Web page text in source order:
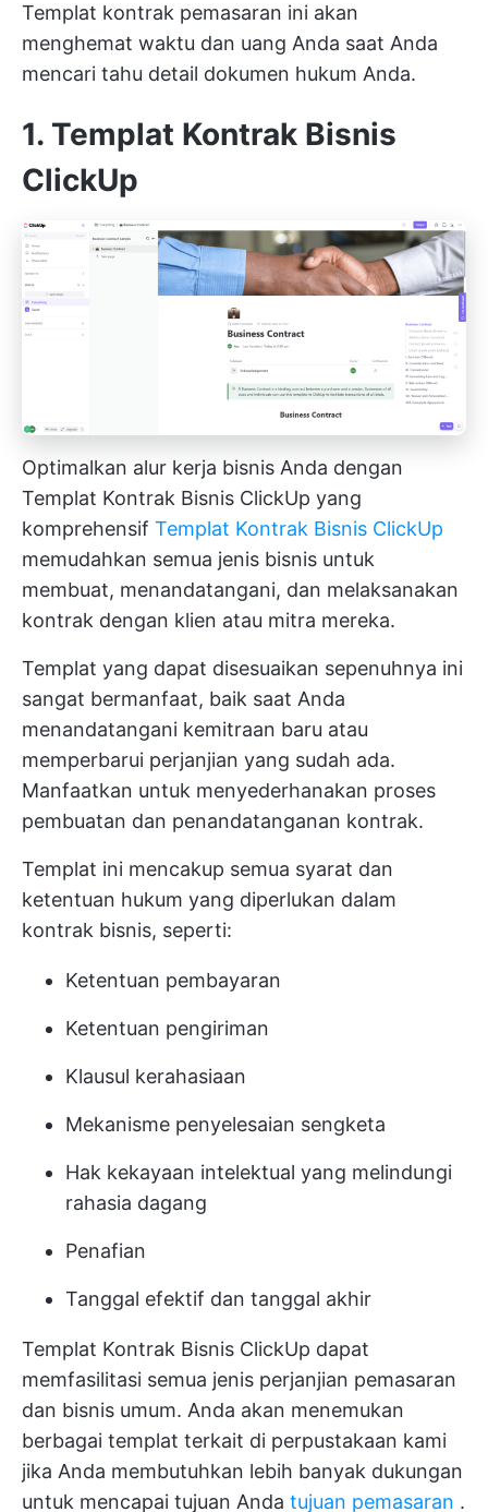
Templat kontrak pemasaran ini akan
menghemat waktu dan uang Anda saat Anda
mencari tahu detail dokumen hukum Anda.
1. Templat Kontrak Bisnis
ClickUp
Optimalkan alur kerja bisnis Anda dengan
Templat Kontrak Bisnis ClickUp yang
komprehensif Templat Kontrak Bisnis ClickUp
memudahkan semua jenis bisnis untuk
membuat, menandatangani, dan melaksanakan
kontrak dengan klien atau mitra mereka.
Templat yang dapat disesuaikan sepenuhnya ini
sangat bermanfaat, baik saat Anda
menandatangani kemitraan baru atau
memperbarui perjanjian yang sudah ada.
Manfaatkan untuk menyederhanakan proses
pembuatan dan penandatanganan kontrak.
Templat ini mencakup semua syarat dan
ketentuan hukum yang diperlukan dalam
kontrak bisnis, seperti:
Ketentuan pembayaran
Ketentuan pengiriman
Klausul kerahasiaan
Mekanisme penyelesaian sengketa
Hak kekayaan intelektual yang melindungi
rahasia dagang
Penafian
Tanggal efektif dan tanggal akhir
Templat Kontrak Bisnis ClickUp dapat
memfasilitasi semua jenis perjanjian pemasaran
dan bisnis umum. Anda akan menemukan
berbagai templat terkait di perpustakaan kami
jika Anda membutuhkan lebih banyak dukungan
untuk mencapai tujuan Anda tujuan pemasaran .